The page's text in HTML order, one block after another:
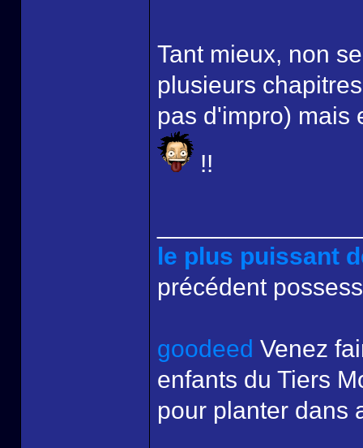
Tant mieux, non
plusieurs
pas d'impro) mais
!!
le plus puissant
précédent
goodeed Venez
enfants du Tiers
pour planter dans